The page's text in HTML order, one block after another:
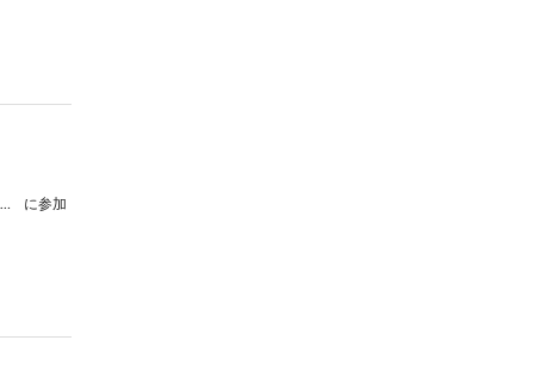
【配信チケット】Wind Orchestra RESOUND 第1回定期演奏会 に参加